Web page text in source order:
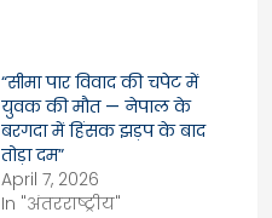
“सीमा पार विवाद की चपेट में
युवक की मौत — नेपाल के
बरगदा में हिंसक झड़प के बाद
तोड़ा दम”
April 7, 2026
In "अंतरराष्ट्रीय"